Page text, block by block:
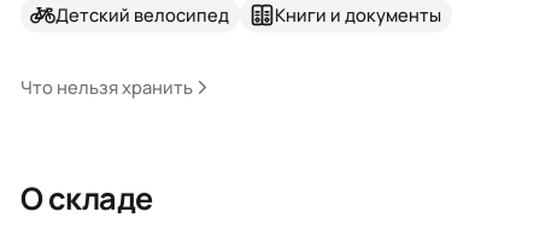
Детский велосипед
Книги и документы
Что нельзя хранить
О складе